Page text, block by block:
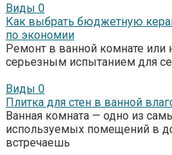
Виды 0
Как выбрать бюджетную
по экономии
Ремонт в ванной комнате или
серьезным испытанием для
Виды 0
Плитка для стен в ванной
Ванная комната — одно из
используемых помещений в
встречаешь